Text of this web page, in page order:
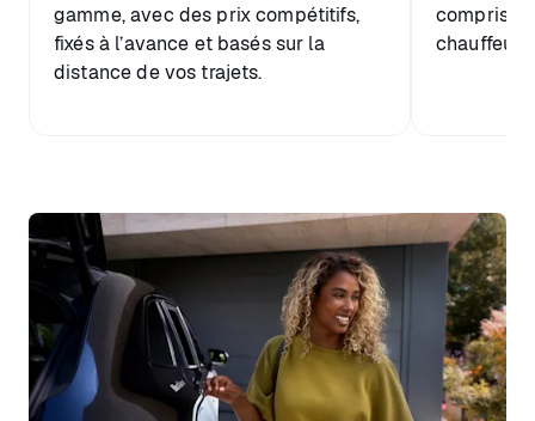
gamme, avec des prix compétitifs,
fixés à l’avance et basés sur la
distance de vos trajets.
comprise
chauffeur.